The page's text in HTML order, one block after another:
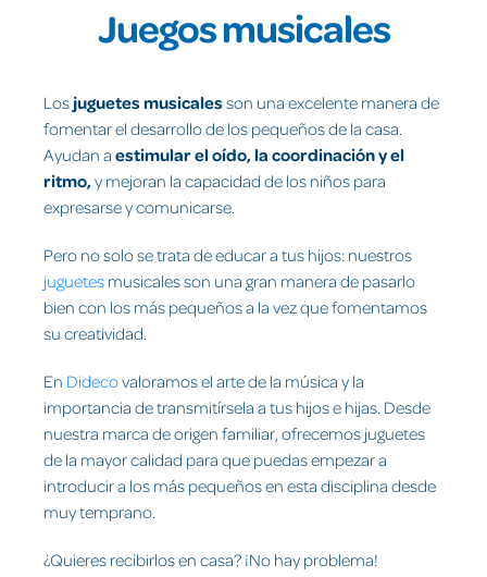
Juegos musicales
Los juguetes musicales son una excelente manera de
fomentar el desarrollo de los pequeños de la casa.
Ayudan a estimular el oído, la coordinación y el
ritmo, y mejoran la capacidad de los niños para
expresarse y comunicarse.
Pero no solo se trata de educar a tus hijos: nuestros
juguetes musicales son una gran manera de pasarlo
bien con los más pequeños a la vez que fomentamos
su creatividad.
En Didecovaloramos el arte de la música y la
importancia de transmitírsela a tus hijos e hijas. Desde
nuestra marca de origen familiar, ofrecemos juguetes
de la mayor calidad para que puedas empezar a
introducir a los más pequeños en esta disciplina desde
muy temprano.
¿Quieres recibirlos en casa? ¡No hay problema!